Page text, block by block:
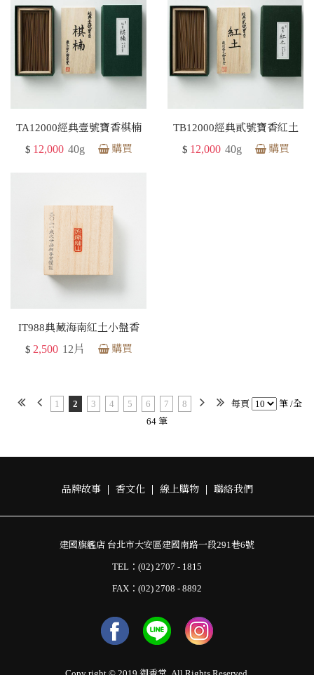
TA12000經典壹號寶香棋楠
$ 12,000 40g 購買
TB12000經典貳號寶香紅土
$ 12,000 40g 購買
IT988典藏海南紅土小盤香
$ 2,500 12片 購買
1 2 3 4 5 6 7 8 每頁
筆 /全
64 筆
品牌故事 香文化 線上購物 聯絡我們
建國旗艦店 台北市大安區建國南路一段291巷6號
TEL：(02) 2707 - 1815
FAX：(02) 2708 - 8892